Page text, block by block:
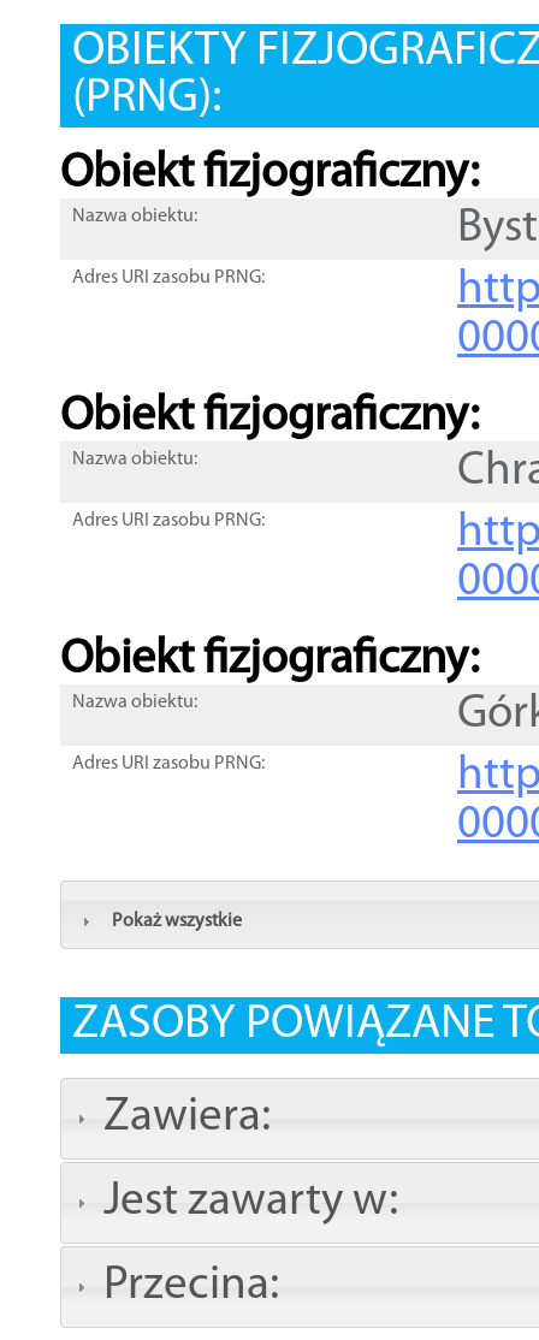
OBIEKTY
(PRNG):
Obiekt fizjograficzny:
Nazwa obiektu:
Adres URI zasobu PRNG:
Obiekt fizjograficzny:
Nazwa obiektu:
Adres URI zasobu PRNG:
Obiekt fizjograficzny:
Nazwa obiektu:
Adres URI zasobu PRNG:
Pokaż wszystkie
ZASOBY POWIĄZANE
Zawiera:
Jest zawarty w:
Przecina: